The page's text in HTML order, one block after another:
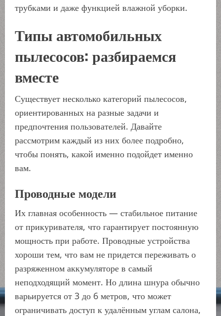
трубками и даже функцией влажной уборки.
Типы автомобильных
пылесосов: разбираемся
вместе
Существует несколько категорий пылесосов,
ориентированных на разные задачи и
предпочтения пользователей. Давайте
рассмотрим каждый из них более подробно,
чтобы понять, какой именно подойдет именно
вам.
Проводные модели
Их главная особенность — стабильное питание
от прикуривателя, что гарантирует постоянную
мощность при работе. Проводные устройства
хороши тем, что вам не придется переживать о
разряженном аккумуляторе в самый
неподходящий момент. Но длина шнура обычно
варьируется от 3 до 6 метров, что может
ограничивать доступ к удалённым углам салона,